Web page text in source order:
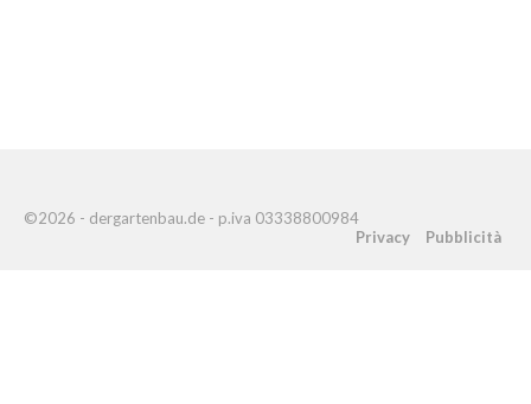
©2026 - dergartenbau.de - p.iva 03338800984
Privacy
Pubblicità